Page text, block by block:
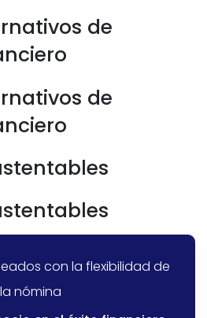
de
de
con la flexibilidad de
la nómina